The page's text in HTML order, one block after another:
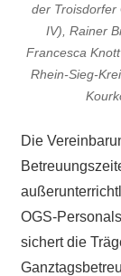
der Troisdorfer
IV), Rainer
Francesca
Rhein-Sieg-
Die
OGS-
sichert die